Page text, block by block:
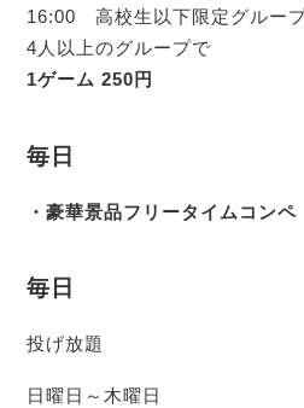
16:00 高校生以下限定グルー
4人以上のグループで
1ゲーム 250円
毎日
・豪華景品フリータイムコンペ
毎日
投げ放題
日曜日～木曜日